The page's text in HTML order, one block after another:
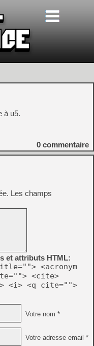
à u5.
0 commentaire
Les champs
et attributs HTML:
<acronym
<cite>
<i> <q cite="">
Votre nom *
Votre adresse email *